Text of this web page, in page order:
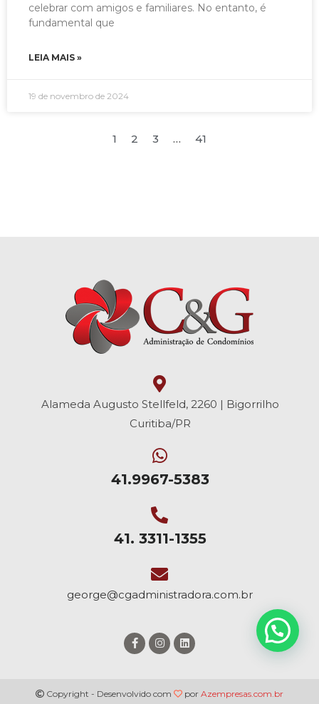
celebrar com amigos e familiares. No entanto, é
fundamental que
LEIA MAIS »
19 de novembro de 2024
1 2 3 … 41
Alameda Augusto Stellfeld, 2260 | Bigorrilho
Curitiba/PR
41.9967-5383
41. 3311-1355
george@cgadministradora.com.br
Copyright - Desenvolvido com por Azempresas.com.br